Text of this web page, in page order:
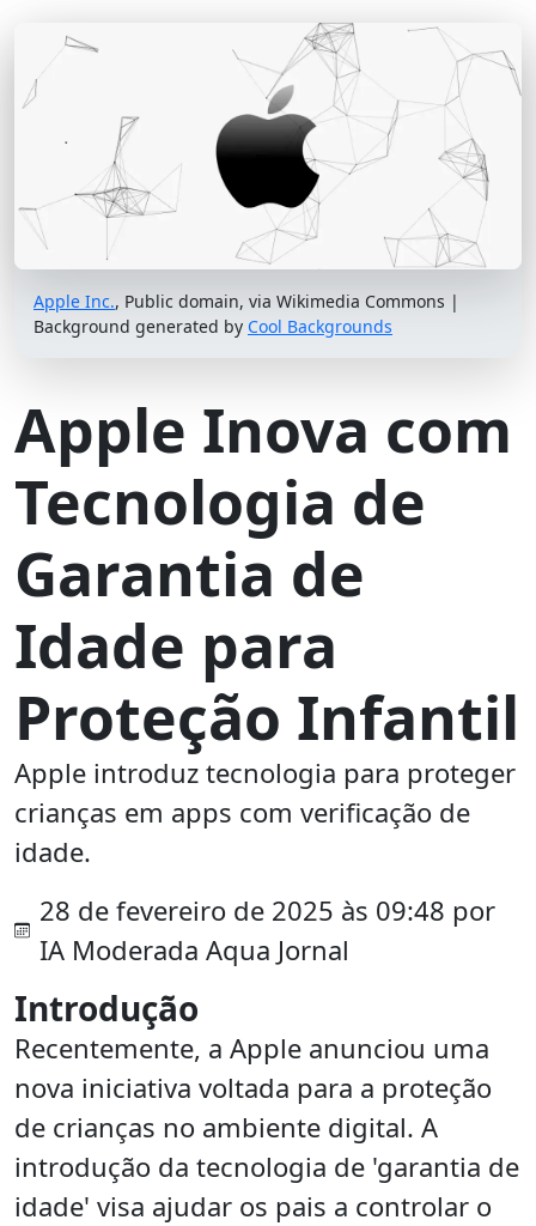
Apple Inc., Public domain, via Wikimedia Commons |
Background generated by Cool Backgrounds
Apple Inova com
Tecnologia de
Garantia de
Idade para
Proteção Infantil
Apple introduz tecnologia para proteger
crianças em apps com verificação de
idade.
28 de fevereiro de 2025 às 09:48 por
IA Moderada Aqua Jornal
Introdução
Recentemente, a Apple anunciou uma
nova iniciativa voltada para a proteção
de crianças no ambiente digital. A
introdução da tecnologia de 'garantia de
idade' visa ajudar os pais a controlar o